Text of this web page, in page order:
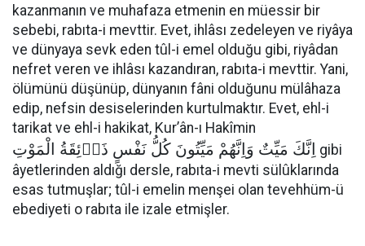
kazanmanın ve muhafaza etmenin en müessir bir
sebebi, rabıta-i mevttir. Evet, ihlâsı zedeleyen ve riyâya
ve dünyaya sevk eden tûl-i emel olduğu gibi, riyâdan
nefret veren ve ihlâsı kazandıran, rabıta-i mevttir. Yani,
ölümünü düşünüp, dünyanın fâni olduğunu mülâhaza
edip, nefsin desiselerinden kurtulmaktır. Evet, ehl-i
tarikat ve ehl-i hakikat, Kur’ân-ı Hakîmin
اِنَّكَ مَيِّتٌ وَاِنَّهُمْ مَيِّتُونَ كُلُّ نَفْسٍ ذَاۤئِقَةُ الْمَوْتِ gibi
âyetlerinden aldığı dersle, rabıta-i mevti sülûklarında
esas tutmuşlar; tûl-i emelin menşei olan tevehhüm-ü
ebediyeti o rabıta ile izale etmişler.